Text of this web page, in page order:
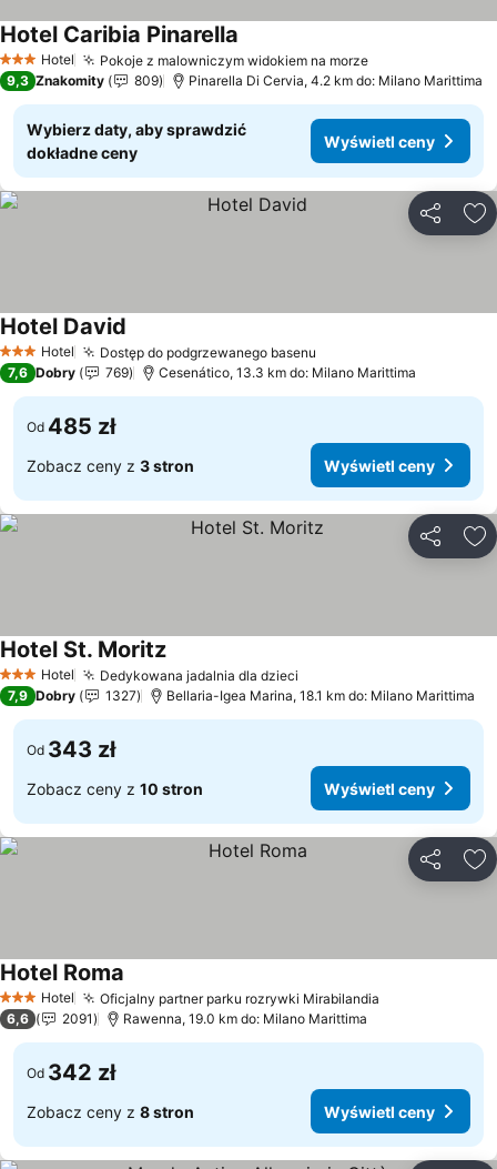
3 Kategoria
Hotel Pokoje z malowniczym widokiem na morzeWyświetl ceny
Hotel Caribia Pinarella
9,3 Znakomity 809 Pinarella Di Cervia, 4.2 km do: Milano Marittima
Wybierz daty, aby sprawdzić
dokładne ceny
Wyświetl ceny
3 Kategoria
Hotel Dostęp do podgrzewanego basenu
Hotel David
7,6 Dobry 769 Cesenático, 13.3 km do: Milano Marittima
Od 485 zł
Zobacz ceny z 3 stron Wyświetl ceny
3 Kategoria
Hotel Dedykowana jadalnia dla dzieci
Hotel St. MoritzWyświetl ceny
7,9 Dobry 1327 Bellaria-Igea Marina, 18.1 km do: Milano Marittima
Od 343 zł
Zobacz ceny z 10 stron Wyświetl ceny
3 Kategoria
Hotel Oficjalny partner parku rozrywki Mirabilandia
Hotel Roma
6,6 2091 Rawenna, 19.0 km do: Milano Marittima
Od 342 zł
Zobacz ceny z 8 stron Wyświetl ceny